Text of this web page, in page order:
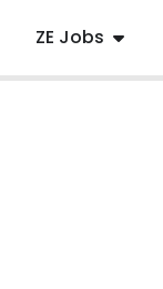
ZE Jobs